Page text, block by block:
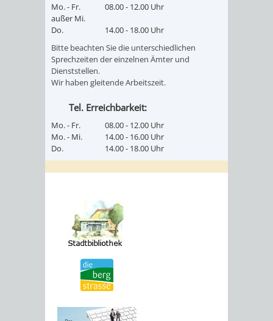
Mo. - Fr.
außer Mi.
08.00 - 12.00 Uhr
Do.
14.00 - 18.00 Uhr
Bitte beachten Sie die unterschiedlichen
Sprechzeiten der einzelnen Ämter und
Dienststellen.
Wir haben gleitende Arbeitszeit.
Tel. Erreichbarkeit:
Mo. - Fr.
08.00 - 12.00 Uhr
Mo. - Mi.
14.00 - 16.00 Uhr
Do.
14.00 - 18.00 Uhr